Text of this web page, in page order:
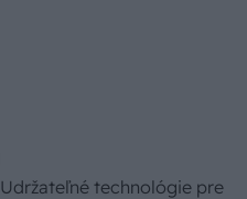
Udržateľné technológie pre